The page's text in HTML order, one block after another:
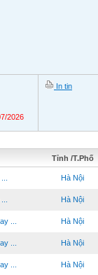
2026
In tin
Tỉnh /T.Phố
Hà Nội
Hà Nội
... Hà Nội
... Hà Nội
... Hà Nội